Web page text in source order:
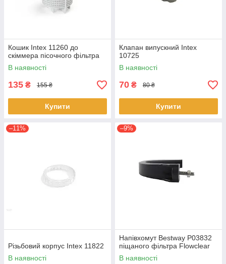
Кошик Intex 11260 до
скіммера пісочного фільтра
В наявності
135 ₴ 155 ₴
Купити
Клапан випускний Intex
10725
В наявності
70 ₴ 80 ₴
Купити
–11%
Різьбовий корпус Intex 11822
В наявності
–9%
Напівхомут Bestway P03832
піщаного фільтра Flowclear
В наявності